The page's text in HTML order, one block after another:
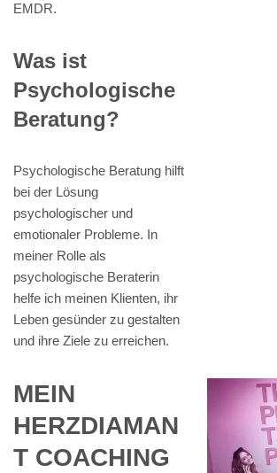
EMDR.
Was ist
Psychologische
Beratung?
Psychologische Beratung hilft
bei der Lösung
psychologischer und
emotionaler Probleme. In
meiner Rolle als
psychologische Beraterin
helfe ich meinen Klienten, ihr
Leben gesünder zu gestalten
und ihre Ziele zu erreichen.
MEIN
HERZDIAMAN
T COACHING